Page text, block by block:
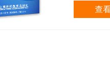
查